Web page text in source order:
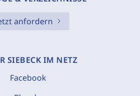
anfordern
SIEBECK IM NETZ
Facebook